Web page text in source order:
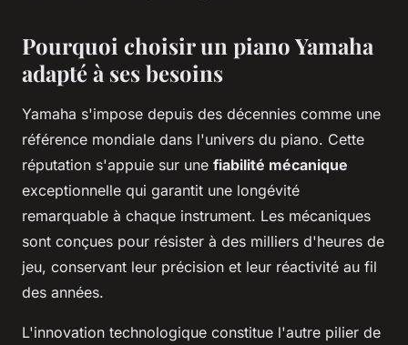
Pourquoi choisir un piano Yamaha
adapté à ses besoins
Yamaha s'impose depuis des décennies comme une
référence mondiale dans l'univers du piano. Cette
réputation s'appuie sur une fiabilité mécanique
exceptionnelle qui garantit une longévité
remarquable à chaque instrument. Les mécaniques
sont conçues pour résister à des milliers d'heures de
jeu, conservant leur précision et leur réactivité au fil
des années.
L'innovation technologique constitue l'autre pilier de